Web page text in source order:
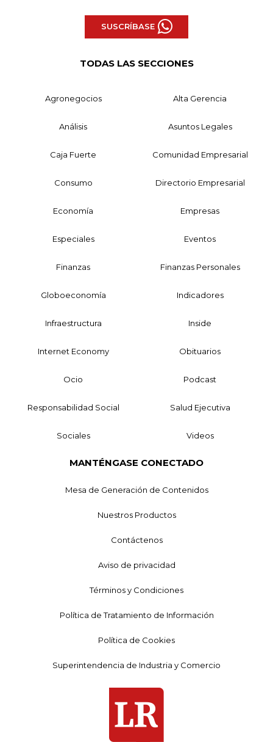
SUSCRÍBASE
TODAS LAS SECCIONES
Agronegocios Alta Gerencia
Análisis Asuntos Legales
Caja Fuerte Comunidad Empresarial
Consumo Directorio Empresarial
Economía Empresas
Especiales Eventos
Finanzas Finanzas Personales
Globoeconomía Indicadores
Infraestructura Inside
Internet Economy Obituarios
Ocio Podcast
Responsabilidad Social Salud Ejecutiva
Sociales Videos
MANTÉNGASE CONECTADO
Mesa de Generación de Contenidos
Nuestros Productos
Contáctenos
Aviso de privacidad
Términos y Condiciones
Política de Tratamiento de Información
Política de Cookies
Superintendencia de Industria y Comercio